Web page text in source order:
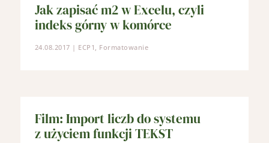
Jak zapisać m2 w Excelu, czyli
indeks górny w komórce
24.08.2017 | ECP1 , Formatowanie
Film: Import liczb do systemu
z użyciem funkcji TEKST